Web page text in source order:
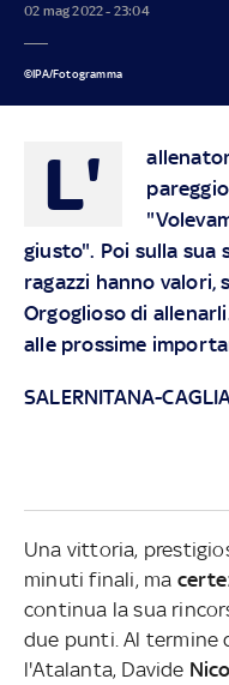
02 mag 2022 - 23:04
©IPA/Fotogramma
L'
giusto". Poi sulla sua
ragazzi hanno
Orgoglioso di
alle prossime
SALERNITANA-
Una vittoria,
minuti finali, ma
continua la sua
due punti. Al termine
l'Atalanta, Davide